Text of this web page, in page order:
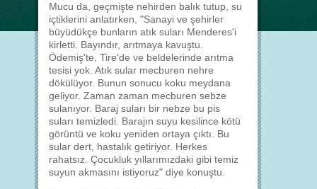
Mucu da, geçmişte nehirden balık tutup, su
içtiklerini anlatırken, "Sanayi ve şehirler
büyüdükçe bunların atık suları Menderes'i
kirletti. Bayındır, arıtmaya kavuştu.
Ödemiş'te, Tire'de ve beldelerinde arıtma
tesisi yok. Atık sular mecburen nehre
dökülüyor. Bunun sonucu koku meydana
geliyor. Zaman zaman mecburen sebze
sulanıyor. Baraj suları bir nebze bu pis
suları temizledi. Barajın suyu kesilince kötü
görüntü ve koku yeniden ortaya çıktı. Bu
sular dert, hastalık getiriyor. Herkes
rahatsız. Çocukluk yıllarımızdaki gibi temiz
suyun akmasını istiyoruz" diye konuştu.